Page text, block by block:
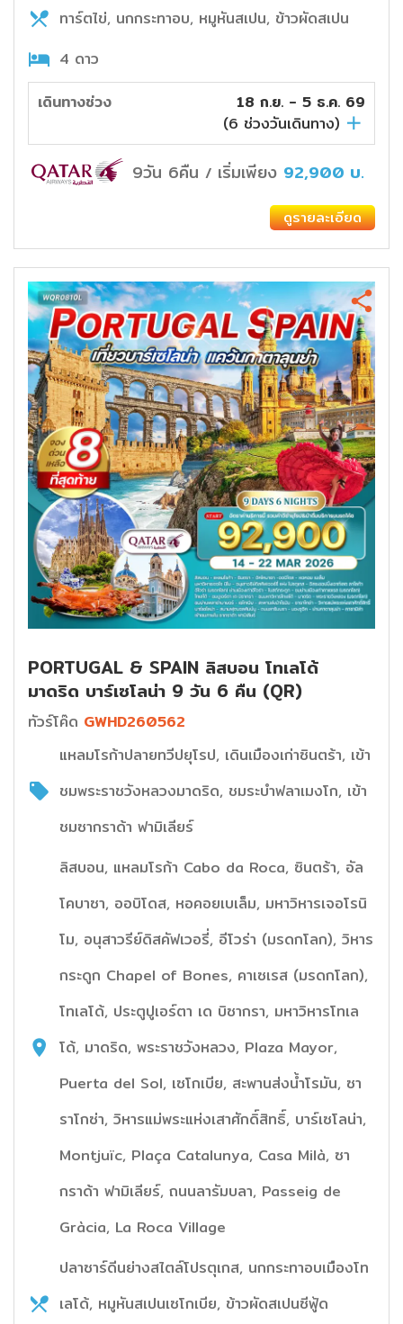
ทาร์ตไข่, นกกระทาอบ, หมูหันสเปน, ข้าวผัดสเปน
4 ดาว
เดินทางช่วง
18 ก.ย. - 5 ธ.ค. 69
(6 ช่วงวันเดินทาง)
9วัน 6คืน / เริ่มเพียง 92,900 บ.
ดูรายละเอียด
PORTUGAL & SPAIN ลิสบอน โทเลโด้
มาดริด บาร์เซโลน่า 9 วัน 6 คืน (QR)
ทัวร์โค๊ด GWHD260562
แหลมโรก้าปลายทวีปยุโรป, เดินเมืองเก่าซินตร้า, เข้า
ชมพระราชวังหลวงมาดริด, ชมระบำฟลาเมงโก, เข้า
ชมซากราด้า ฟามิเลียร์
ลิสบอน, แหลมโรก้า Cabo da Roca, ซินตร้า, อัล
โคบาซา, ออบิโดส, หอคอยเบเล็ม, มหาวิหารเจอโรนิ
โม, อนุสาวรีย์ดิสคัฟเวอรี่, อีโวร่า (มรดกโลก), วิหาร
กระดูก Chapel of Bones, คาเซเรส (มรดกโลก),
โทเลโด้, ประตูปูเอร์ตา เด บิซากรา, มหาวิหารโทเล
โด้, มาดริด, พระราชวังหลวง, Plaza Mayor,
Puerta del Sol, เซโกเบีย, สะพานส่งน้ำโรมัน, ซา
ราโกซ่า, วิหารแม่พระแห่งเสาศักดิ์สิทธิ์, บาร์เซโลน่า,
Montjuïc, Plaça Catalunya, Casa Milà, ซา
กราด้า ฟามิเลียร์, ถนนลารัมบลา, Passeig de
Gràcia, La Roca Village
ปลาซาร์ดีนย่างสไตล์โปรตุเกส, นกกระทาอบเมืองโท
เลโด้, หมูหันสเปนเซโกเบีย, ข้าวผัดสเปนซีฟู้ด